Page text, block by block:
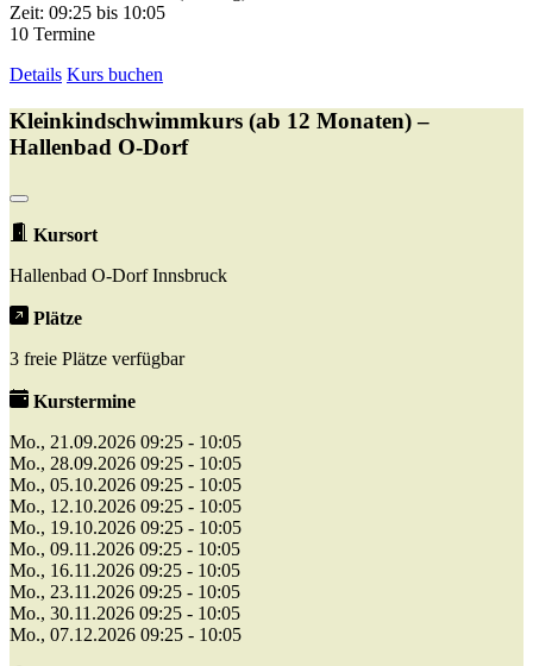
Zeit: 09:25 bis 10:05
10 Termine
Details Kurs buchen
Kleinkindschwimmkurs (ab 12 Monaten) –
Hallenbad O-Dorf
Kursort
Hallenbad O-Dorf Innsbruck
Plätze
3 freie Plätze verfügbar
Kurstermine
Mo., 21.09.2026 09:25 - 10:05
Mo., 28.09.2026 09:25 - 10:05
Mo., 05.10.2026 09:25 - 10:05
Mo., 12.10.2026 09:25 - 10:05
Mo., 19.10.2026 09:25 - 10:05
Mo., 09.11.2026 09:25 - 10:05
Mo., 16.11.2026 09:25 - 10:05
Mo., 23.11.2026 09:25 - 10:05
Mo., 30.11.2026 09:25 - 10:05
Mo., 07.12.2026 09:25 - 10:05